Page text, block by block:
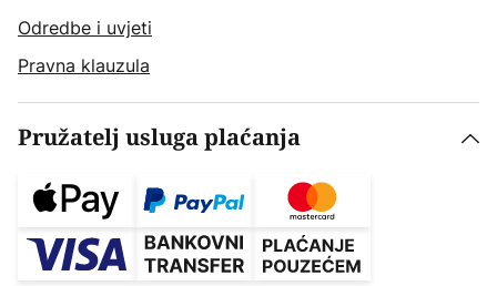
Odredbe i uvjeti
Pravna klauzula
Pružatelj usluga plaćanja